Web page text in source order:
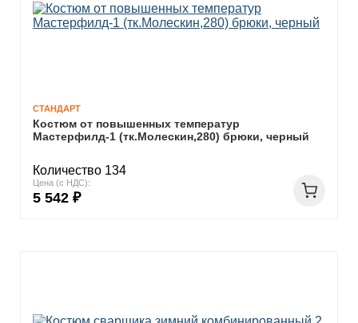
СТАНДАРТ
Костюм от повышенных температур
Мастерфилд-1 (тк.Молескин,280) брюки, черный
Количество 134
Цена (с НДС):
5 542 ₽